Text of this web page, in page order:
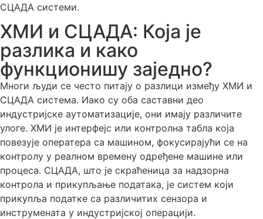
СЦАДА системи.
ХМИ и СЦАДА: Која је
разлика и како
функционишу заједно?
Многи људи се често питају о разлици између ХМИ и
СЦАДА система. Иако су оба саставни део
индустријске аутоматизације, они имају различите
улоге. ХМИ је интерфејс или контролна табла која
повезује оператера са машином, фокусирајући се на
контролу у реалном времену одређене машине или
процеса. СЦАДА, што је скраћеница за надзорна
контрола и прикупљање података, је систем који
прикупља податке са различитих сензора и
инструмената у индустријској операцији.